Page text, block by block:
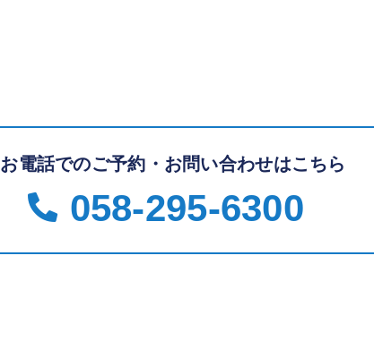
お電話でのご予約・お問い合わせはこちら
058-295-6300